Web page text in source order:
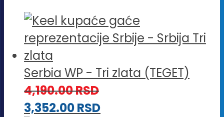
Serbia WP - Tri zlata (TEGET)
4,190.00RSD
3,352.00RSD